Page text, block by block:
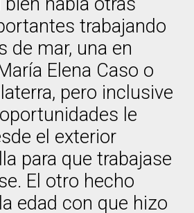
trabajando
de mar, una en
Elena Caso o
pero inclusive
le
el exterior
para que trabajase
El otro hecho
edad con que hizo